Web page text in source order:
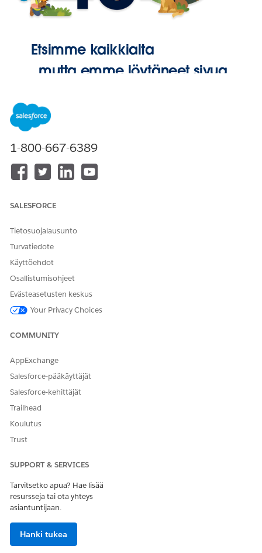
Etsimme kaikkialta
, mutta emme löytäneet sivua.
1-800-667-6389
SALESFORCE
Tietosuojalausunto
Turvatiedote
Käyttöehdot
Osallistumisohjeet
Evästeasetusten keskus
Your Privacy Choices
COMMUNITY
AppExchange
Salesforce-pääkäyttäjät
Salesforce-kehittäjät
Trailhead
Koulutus
Trust
SUPPORT & SERVICES
Tarvitsetko apua? Hae lisää
resursseja tai ota yhteys
asiantuntijaan.
Hanki tukea